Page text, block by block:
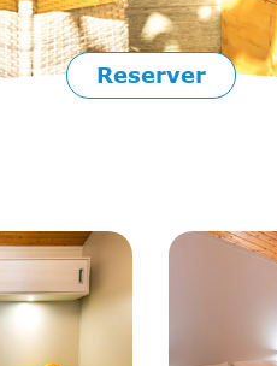
Reserver